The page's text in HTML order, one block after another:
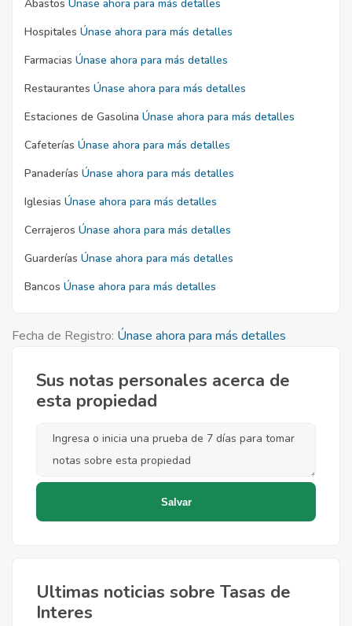
Abastos Únase ahora para más detalles
Hospitales Únase ahora para más detalles
Farmacias Únase ahora para más detalles
Restaurantes Únase ahora para más detalles
Estaciones de Gasolina Únase ahora para más detalles
Cafeterías Únase ahora para más detalles
Panaderías Únase ahora para más detalles
Iglesias Únase ahora para más detalles
Cerrajeros Únase ahora para más detalles
Guarderías Únase ahora para más detalles
Bancos Únase ahora para más detalles
Fecha de Registro: Únase ahora para más detalles
Sus notas personales acerca de
esta propiedad
Ultimas noticias sobre Tasas de
Interes